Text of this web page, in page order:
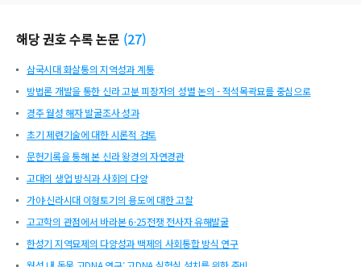
해당 권호 수록 논문 (27)
삼국시대 화살통의 지역성과 계통
방법론 개발을 통한 신라 고분 피장자의 성별 논의 - 적석목곽묘를 중심으로
경주 월성 해자 발굴조사 성과
초기 제련기술에 대한 시론적 검토
문헌기록을 통해 본 신라 왕경의 자연경관
고대의 생업 방식과 사회의 다양
가야·신라시대 이형토기의 용도에 대한 고찰
고고학의 관점에서 바라본 6·25전쟁 전사자 유해발굴
한성기 지역묘제의 다양성과 백제의 사회통합 방식 연구